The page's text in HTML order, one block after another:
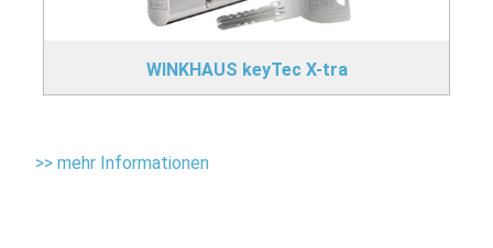
WINKHAUS keyTec X-tra
>> mehr Informationen